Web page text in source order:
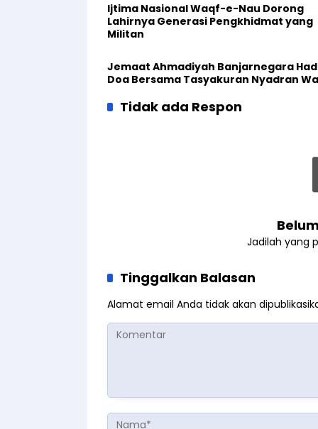
Ijtima Nasional Waqf-e-Nau Dorong
Lahirnya Generasi Pengkhidmat yang
Militan
Jemaat Ahmadiyah Banjarnegara
Doa Bersama Tasyakuran Nyadran
Tidak ada Respon
Jadilah yang
Tinggalkan Balasan
Alamat email Anda tidak akan